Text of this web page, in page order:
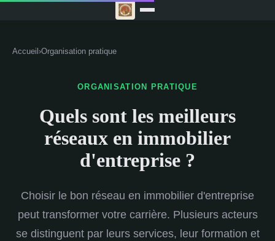
Accueil ›Organisation pratique
ORGANISATION PRATIQUE
Quels sont les meilleurs
réseaux en immobilier
d'entreprise ?
Choisir le bon réseau en immobilier d'entreprise
peut transformer votre carrière. Plusieurs acteurs
se distinguent par leurs services, leur formation et